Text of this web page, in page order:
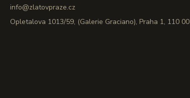
info@zlatovpraze.cz
Opletalova 1013/59, (Galerie Graciano), Praha 1, 110 00